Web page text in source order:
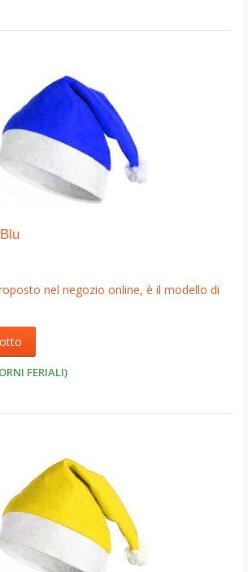
nel negozio online, è il modello di
FERIALI)